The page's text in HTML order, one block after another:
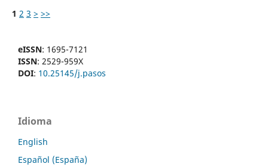
1 2 3 > >>
eISSN: 1695-7121
ISSN: 2529-959X
DOI: 10.25145/j.pasos
Idioma
English
Español (España)